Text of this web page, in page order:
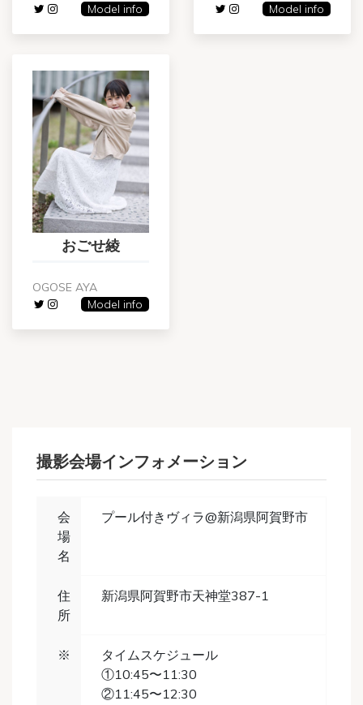
Model info
Model info
おごせ綾
OGOSE AYA
Model info
撮影会場インフォメーション
会
場
名
プール付きヴィラ@新潟県阿賀野市
住
所
新潟県阿賀野市天神堂387-1
※
タイムスケジュール
①10:45〜11:30
②11:45〜12:30